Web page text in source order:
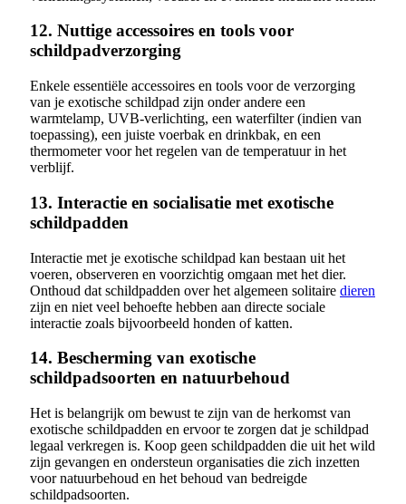
12. Nuttige accessoires en tools voor
schildpadverzorging
Enkele essentiële accessoires en tools voor de verzorging
van je exotische schildpad zijn onder andere een
warmtelamp, UVB-verlichting, een waterfilter (indien van
toepassing), een juiste voerbak en drinkbak, en een
thermometer voor het regelen van de temperatuur in het
verblijf.
13. Interactie en socialisatie met exotische
schildpadden
Interactie met je exotische schildpad kan bestaan uit het
voeren, observeren en voorzichtig omgaan met het dier.
Onthoud dat schildpadden over het algemeen solitaire dieren
zijn en niet veel behoefte hebben aan directe sociale
interactie zoals bijvoorbeeld honden of katten.
14. Bescherming van exotische
schildpadsoorten en natuurbehoud
Het is belangrijk om bewust te zijn van de herkomst van
exotische schildpadden en ervoor te zorgen dat je schildpad
legaal verkregen is. Koop geen schildpadden die uit het wild
zijn gevangen en ondersteun organisaties die zich inzetten
voor natuurbehoud en het behoud van bedreigde
schildpadsoorten.